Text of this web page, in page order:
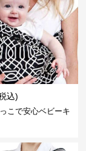
込)
こで安心ベビーキ